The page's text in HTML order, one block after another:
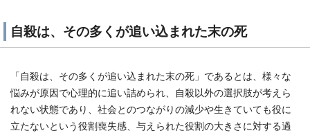
自殺は、その多くが追い込まれた末の死
「自殺は、その多くが追い込まれた末の死」であるとは、様々な
悩みが原因で心理的に追い詰められ、自殺以外の選択肢が考えら
れない状態であり、社会とのつながりの減少や生きていても役に
立たないという役割喪失感、与えられた役割の大きさに対する過